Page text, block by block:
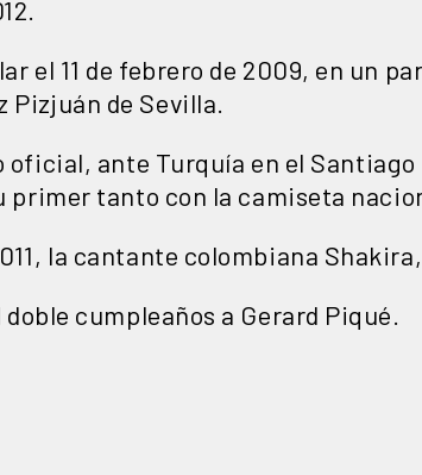
el 11 de febrero de 2009, en un
Pizjuán de Sevilla
oficial, ante Turquía en el Santiago
primer tanto con la camiseta
la cantante colombiana
cumpleaños a Gerard Piqué.